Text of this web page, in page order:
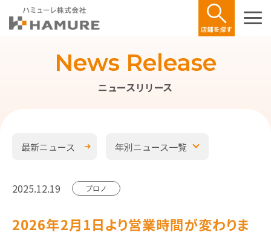
ニュースリリース
News Release
最新ニュース 年別ニュース一覧
2025.12.19 プロノ
2026年2月1日より営業時間が変わりま